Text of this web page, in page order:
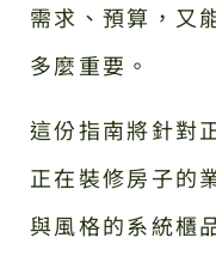
需求、預算，又
多麼重要。
這份指南將針對
正在裝修房子的
與風格的系統櫃